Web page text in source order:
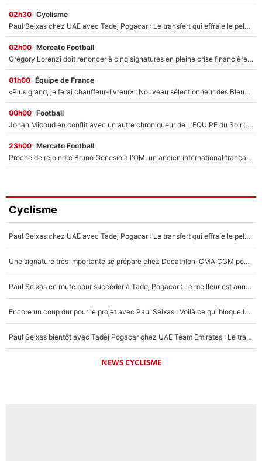
02h30 Cyclisme
Paul Seixas chez UAE avec Tadej Pogacar : Le transfert qui effraie le peloton, «c’est la pire des choses qui puisse arriver»
02h00 Mercato Football
Grégory Lorenzi doit renoncer à cinq signatures en pleine crise financière : L’IA propose sept noms à l’OM pour un mercato réussi... à seulement 5M€ !
01h00 Équipe de France
«Plus grand, je ferai chauffeur-livreur» : Nouveau sélectionneur des Bleus, Zinédine Zidane s’était imaginé un avenir très différent lorsqu'il était enfant
00h00 Football
Johan Micoud en conflit avec un autre chroniqueur de L’EQUIPE du Soir : «Pendant un moment, je ne les ai pas remis ensemble dans l'émission»
23h00 Mercato Football
Proche de rejoindre Bruno Genesio à l'OM, un ancien international français va finalement débarquer... sur RMC !
Cyclisme
Paul Seixas chez UAE avec Tadej Pogacar : Le transfert qui effraie le peloton, «c’est la pire des choses qui puisse arriver»
Une signature très importante se prépare chez Decathlon-CMA CGM pour aider Paul Seixas à gagner le Tour de France 2027
Paul Seixas en route pour succéder à Tadej Pogacar : Le meilleur est annoncé pour l’avenir de la pépite française
Encore un coup dur pour le projet avec Paul Seixas : Voilà ce qui bloque le transfert d’un coureur chez Decathlon-CMA CGM
Paul Seixas bientôt avec Tadej Pogacar chez UAE Team Emirates : Le transfert surprise qui se prépare après le Tour de France 2026 !
NEWS CYCLISME